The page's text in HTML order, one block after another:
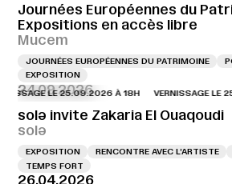
Journées Européennes du
Expositions en accès libre
Mucem
JOURNÉES EUROPÉENNES DU PATRIMOINE
EXPOSITION
24.09.2026
LE 25.09.2026 À 18H VERNISSAGE LE
solə invite Zakaria El Ouaqoudi
solə
EXPOSITION RENCONTRE AVEC L’ARTISTE
TEMPS FORT
26.04.2026